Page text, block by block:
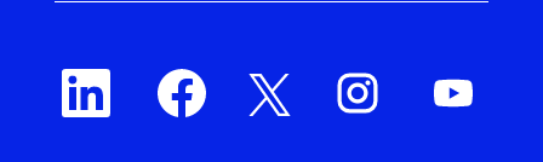
S
e
a
S
a